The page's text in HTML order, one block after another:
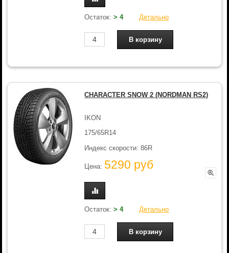
Остаток:> 4 Детально
CHARACTER SNOW 2 (NORDMAN RS2)
IKON
175/65R14
Индекс скорости: 86R
Цена: 5290 руб
Остаток:> 4 Детально